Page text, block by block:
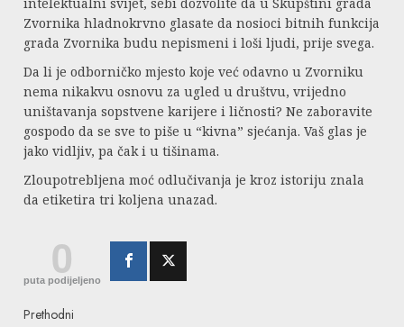
Zvornika hladnokrvno glasate da nosioci bitnih funkcija
grada Zvornika budu nepismeni i loši ljudi, prije svega.
Da li je odborničko mjesto koje već odavno u Zvorniku
nema nikakvu osnovu za ugled u društvu, vrijedno
uništavanja sopstvene karijere i ličnosti? Ne zaboravite
gospodo da se sve to piše u “kivna” sjećanja. Vaš glas je
jako vidljiv, pa čak i u tišinama.
Zloupotrebljena moć odlučivanja je kroz istoriju znala
da etiketira tri koljena unazad.
0
puta podijeljeno
Prethodni